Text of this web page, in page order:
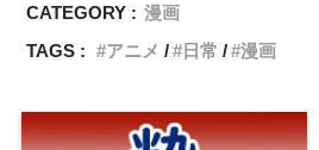
CATEGORY : 漫画
TAGS :
アニメ 日常 漫画